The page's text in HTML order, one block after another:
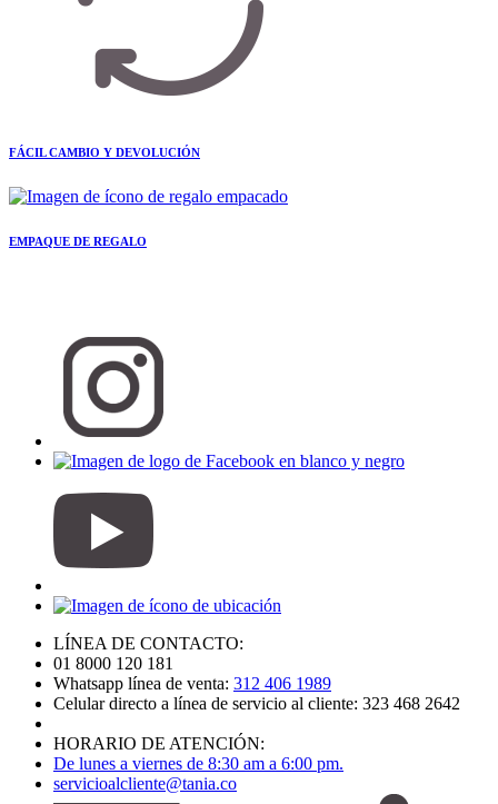
FÁCIL CAMBIO Y DEVOLUCIÓN
EMPAQUE DE REGALO
LÍNEA DE CONTACTO:
01 8000 120 181
Whatsapp línea de venta: 312 406 1989
Celular directo a línea de servicio al cliente: 323 468 2642
HORARIO DE ATENCIÓN:
De lunes a viernes de 8:30 am a 6:00 pm.
servicioalcliente@tania.co